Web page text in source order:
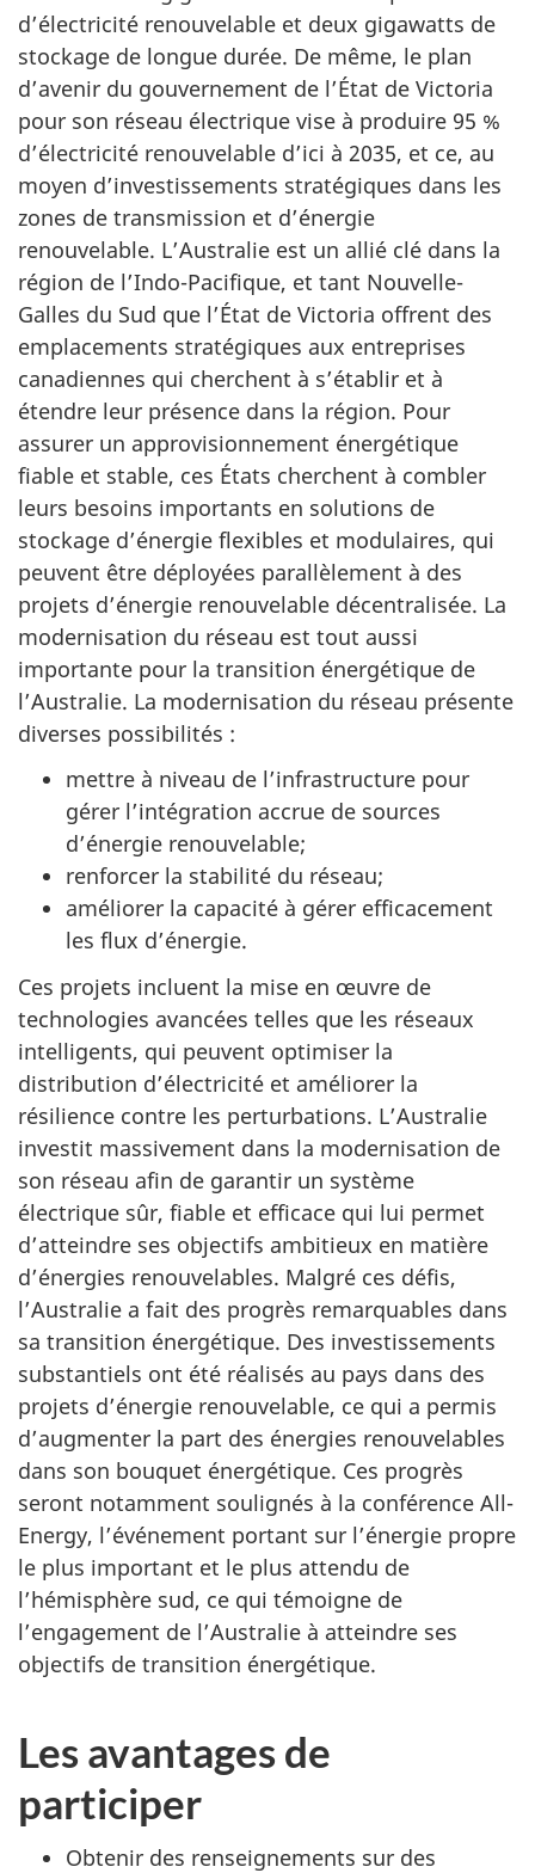
d’électricité renouvelable et deux gigawatts de
stockage de longue durée. De même, le plan
d’avenir du gouvernement de l’État de Victoria
pour son réseau électrique vise à produire 95 %
d’électricité renouvelable d’ici à 2035, et ce, au
moyen d’investissements stratégiques dans les
zones de transmission et d’énergie
renouvelable. L’Australie est un allié clé dans la
région de l’Indo-Pacifique, et tant Nouvelle-
Galles du Sud que l’État de Victoria offrent des
emplacements stratégiques aux entreprises
canadiennes qui cherchent à s’établir et à
étendre leur présence dans la région. Pour
assurer un approvisionnement énergétique
fiable et stable, ces États cherchent à combler
leurs besoins importants en solutions de
stockage d’énergie flexibles et modulaires, qui
peuvent être déployées parallèlement à des
projets d’énergie renouvelable décentralisée. La
modernisation du réseau est tout aussi
importante pour la transition énergétique de
l’Australie. La modernisation du réseau présente
diverses possibilités :
mettre à niveau de l’infrastructure pour
gérer l’intégration accrue de sources
d’énergie renouvelable;
renforcer la stabilité du réseau;
améliorer la capacité à gérer efficacement
les flux d’énergie.
Ces projets incluent la mise en œuvre de
technologies avancées telles que les réseaux
intelligents, qui peuvent optimiser la
distribution d’électricité et améliorer la
résilience contre les perturbations. L’Australie
investit massivement dans la modernisation de
son réseau afin de garantir un système
électrique sûr, fiable et efficace qui lui permet
d’atteindre ses objectifs ambitieux en matière
d’énergies renouvelables. Malgré ces défis,
l’Australie a fait des progrès remarquables dans
sa transition énergétique. Des investissements
substantiels ont été réalisés au pays dans des
projets d’énergie renouvelable, ce qui a permis
d’augmenter la part des énergies renouvelables
dans son bouquet énergétique. Ces progrès
seront notamment soulignés à la conférence All-
Energy, l’événement portant sur l’énergie propre
le plus important et le plus attendu de
l’hémisphère sud, ce qui témoigne de
l’engagement de l’Australie à atteindre ses
objectifs de transition énergétique.
Les avantages de
participer
Obtenir des renseignements sur des